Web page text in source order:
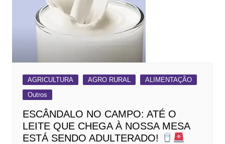
AGRICULTURA AGRO RURAL
ALIMENTAÇÃO
Outros
ESCÂNDALO NO CAMPO: ATÉ O
LEITE QUE CHEGA À NOSSA MESA
ESTÁ SENDO ADULTERADO!